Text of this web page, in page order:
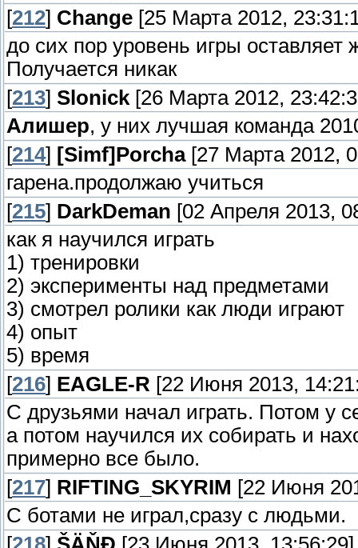
[212] Change [25 Марта 2012,
до сих пор уровень игры оставляет
Получается никак
[213] Slonick [26 Марта 2012,
Алишер, у них лучшая команда
[214] [Simf]Porcha[27 Марта 2012,
гарена.продолжаю учиться
[215] DarkDeman [02 Апреля 2013,
как я научился играть
1) тренировки
2) эксперименты над предметами
3) смотрел ролики как люди играют
4) опыт
5) время
[216] EAGLE-R [22 Июня 2013,
С друзьями начал играть. Потом у
а потом научился их собирать и
примерно все было.
[217] RIFTING_SKYRIM [22 Июня
С ботами не играл,сразу с людьми.